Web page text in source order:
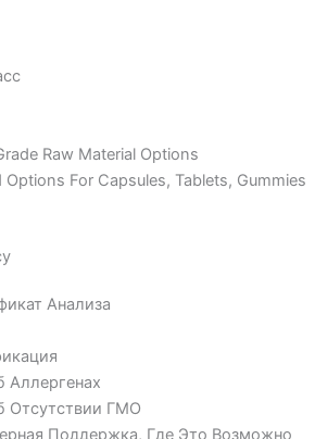
Raw Material Options
Options For Capsules, Tablets, Gummies
Анализа
Аллергенах
Отсутствии ГМО
Поддержка, Где Это Возможно